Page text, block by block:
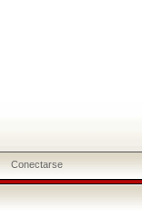
Conectarse